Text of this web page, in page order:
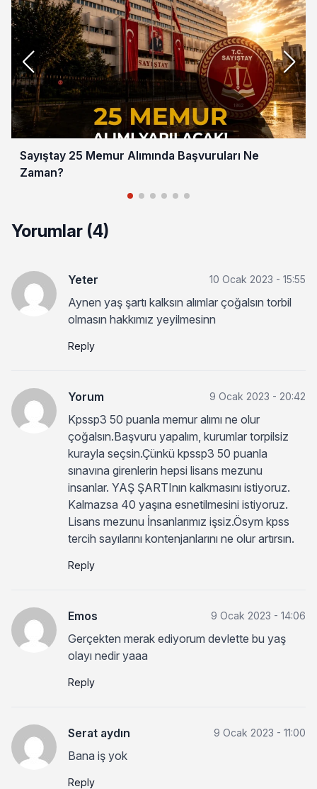
Sayıştay 25 Memur Alımında Başvuruları Ne
Zaman?
Yorumlar (4)
Yeter 10 Ocak 2023 - 15:55
Aynen yaş şartı kalksın alımlar çoğalsın torbil
olmasın hakkımız yeyilmesinn
Reply
Yorum 9 Ocak 2023 - 20:42
Kpssp3 50 puanla memur alımı ne olur
çoğalsın.Başvuru yapalım, kurumlar torpilsiz
kurayla seçsin.Çünkü kpssp3 50 puanla
sınavına girenlerin hepsi lisans mezunu
insanlar. YAŞ ŞARTInın kalkmasını istiyoruz.
Kalmazsa 40 yaşına esnetilmesini istiyoruz.
Lisans mezunu İnsanlarımız işsiz.Ösym kpss
tercih sayılarını kontenjanlarını ne olur artırsın.
Reply
Emos 9 Ocak 2023 - 14:06
Gerçekten merak ediyorum devlette bu yaş
olayı nedir yaaa
Reply
Serat aydın 9 Ocak 2023 - 11:00
Bana iş yok
Reply